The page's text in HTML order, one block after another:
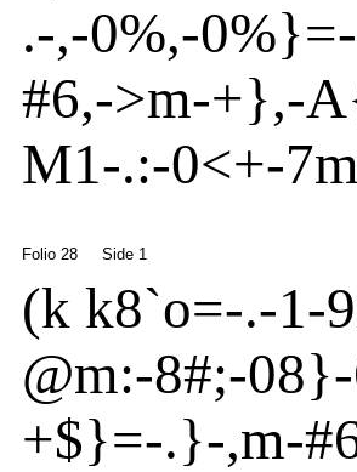
.-,-0%,-0%}=-
#6,->m-+},-A
M1-.:-0<+-7m
Folio 28 Side 1
(k k8`o=-.-1-
@m:-8#;-08}-
+$}=-.}-,m-